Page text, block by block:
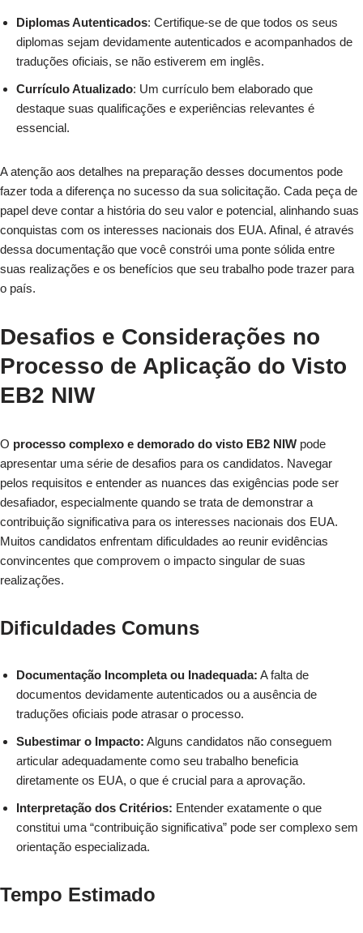
Diplomas Autenticados: Certifique-se de que todos os seus
diplomas sejam devidamente autenticados e acompanhados de
traduções oficiais, se não estiverem em inglês.
Currículo Atualizado: Um currículo bem elaborado que
destaque suas qualificações e experiências relevantes é
essencial.
A atenção aos detalhes na preparação desses documentos pode
fazer toda a diferença no sucesso da sua solicitação. Cada peça de
papel deve contar a história do seu valor e potencial, alinhando suas
conquistas com os interesses nacionais dos EUA. Afinal, é através
dessa documentação que você constrói uma ponte sólida entre
suas realizações e os benefícios que seu trabalho pode trazer para
o país.
Desafios e Considerações no
Processo de Aplicação do Visto
EB2 NIW
O processo complexo e demorado do visto EB2 NIW pode
apresentar uma série de desafios para os candidatos. Navegar
pelos requisitos e entender as nuances das exigências pode ser
desafiador, especialmente quando se trata de demonstrar a
contribuição significativa para os interesses nacionais dos EUA.
Muitos candidatos enfrentam dificuldades ao reunir evidências
convincentes que comprovem o impacto singular de suas
realizações.
Dificuldades Comuns
Documentação Incompleta ou Inadequada: A falta de
documentos devidamente autenticados ou a ausência de
traduções oficiais pode atrasar o processo.
Subestimar o Impacto: Alguns candidatos não conseguem
articular adequadamente como seu trabalho beneficia
diretamente os EUA, o que é crucial para a aprovação.
Interpretação dos Critérios: Entender exatamente o que
constitui uma “contribuição significativa” pode ser complexo sem
orientação especializada.
Tempo Estimado